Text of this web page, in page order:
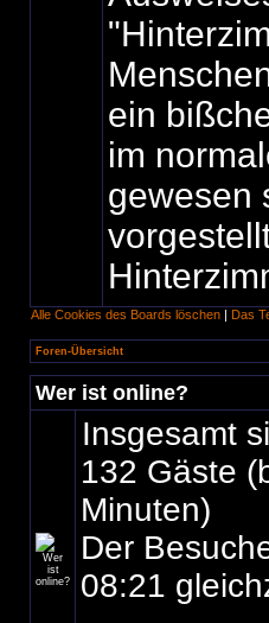
ein
im
gewesen
Alle Cookies des Boards löschen | Das
Foren-Übersicht
Wer ist online?
Insgesamt
132 Gäste
Minuten)
Der
08:21